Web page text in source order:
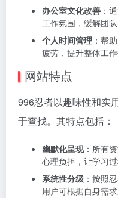
办公室文化改善 ：
工作氛围，缓解团队
个人时间管理 ：帮
疲劳，提升整体工作
网站特点
996忍者以趣味性和实
于查找。其特点包括：
幽默化呈现：所有
心理负担，让学习过
系统性分级 ：按照
用户可根据自身需